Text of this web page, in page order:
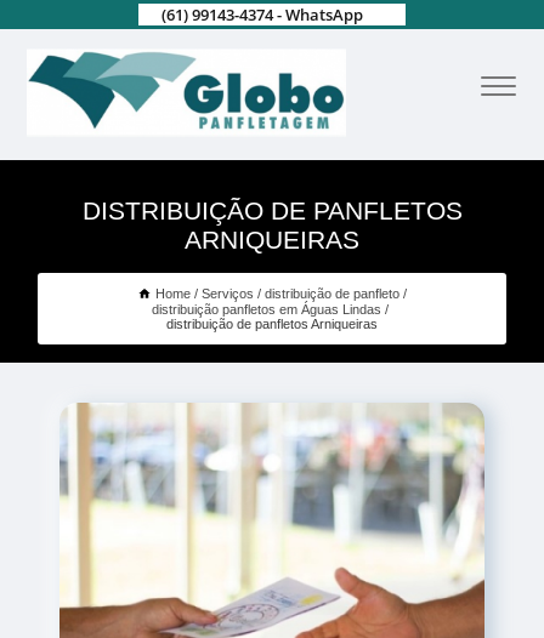
(61) 99143-4374 - WhatsApp
DISTRIBUIÇÃO DE PANFLETOS
ARNIQUEIRAS
Home Serviços
distribuição de panfleto
distribuição panfletos em Águas Lindas
distribuição de panfletos Arniqueiras